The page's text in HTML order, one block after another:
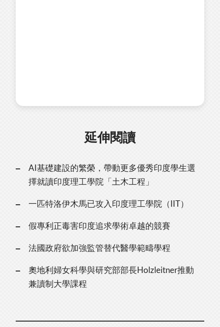
延伸閱讀
AI基礎建設的繁榮，帶動更多優秀印度學生選
擇就讀印度理工學院「土木工程」
一匹特洛伊木馬已攻入印度理工學院（IIT）
假專利正毒害印度追求學術卓越的競賽
法國政府欲加強監管替代醫學範疇學程
奧地利婦女科學與研究部部長Holzleitner推動
兼讀制大學課程